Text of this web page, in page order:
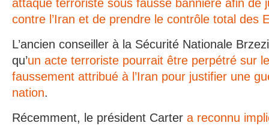
attaque terroriste sous fausse bannière afin de
contre l’Iran et de prendre le contrôle total des
L’ancien conseiller à la Sécurité Nationale
qu’un acte terroriste pourrait être perpétré sur
faussement attribué à l’Iran pour justifier une
nation.
Récemment, le président Carter a reconnu